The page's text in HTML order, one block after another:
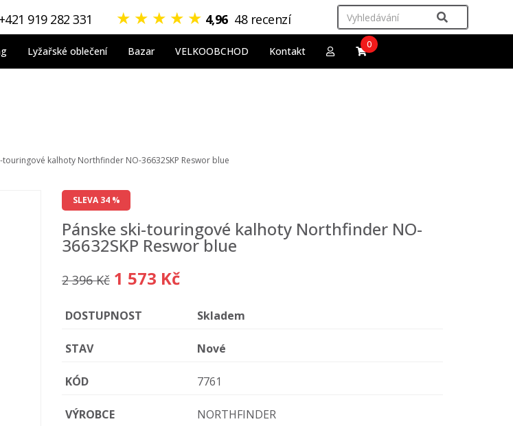
+421 919 282 331 ★ ★ ★ ★ ★ 4,96 48 recenzí
Lyžařské oblečení Bazar VELKOOBCHOD Kontakt
0
touringové kalhoty Northfinder NO-36632SKP Reswor blue
SLEVA 34 %
Pánske ski-touringové kalhoty Northfinder NO-
36632SKP Reswor blue
2 396 Kč 1 573 Kč
DOSTUPNOST Skladem
STAV Nové
KÓD 7761
VÝROBCE NORTHFINDER